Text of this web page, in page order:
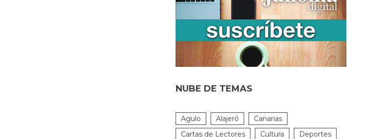
NUBE DE TEMAS
Agulo Alajeró
Canarias
Cartas de Lectores
Cultura
Deportes